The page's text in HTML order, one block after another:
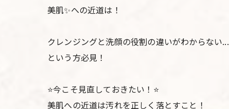
美肌✨への近道は！
クレンジングと洗顔の役割の違いがわからない...
という方必見！
⭐️今こそ見直しておきたい！⭐️
美肌への近道は汚れを正しく落とすこと！